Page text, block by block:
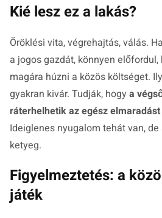
Kié lesz ez a lakás?
Öröklési vita, végrehajtás, válás.
a jogos gazdát, könnyen
magára húzni a közös költséget.
gyakran kivár. Tudják, hogy a
ráterhelhetik az egész
Ideiglenes nyugalom tehát van,
ketyeg.
Figyelmeztetés: a
játék